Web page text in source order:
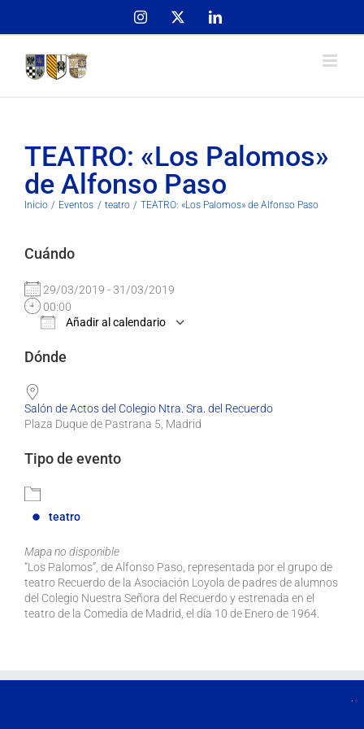
content
Instagram LinkedIn
TEATRO: «Los Palomos»
de Alfonso Paso
Inicio Eventos teatro TEATRO: «Los Palomos» de Alfonso Paso
Cuándo
29/03/2019 - 31/03/2019
00:00
Añadir al calendario
Dónde
Salón de Actos del Colegio Ntra. Sra. del Recuerdo
Plaza Duque de Pastrana 5, Madrid
Tipo de evento
teatro
Mapa no disponible
“Los Palomos”, de Alfonso Paso, representada por el grupo de
teatro Recuerdo de la Asociación Loyola de padres de alumnos
del Colegio Nuestra Señora del Recuerdo y estrenada en el
teatro de la Comedia de Madrid, el día 10 de Enero de 1964.